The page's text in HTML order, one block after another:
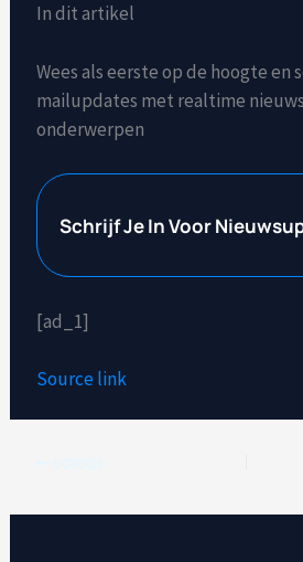
In dit artikel
Wees als eerste op de hoogte en
mailupdates met realtime
onderwerpen
Schrijf Je In Voor
[ad_1]
Source link